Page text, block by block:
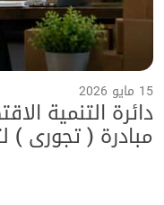
15 مايو 2026
دائرة التنمية
مبادرة ( تجوري )
بالتعاون مع هيئة